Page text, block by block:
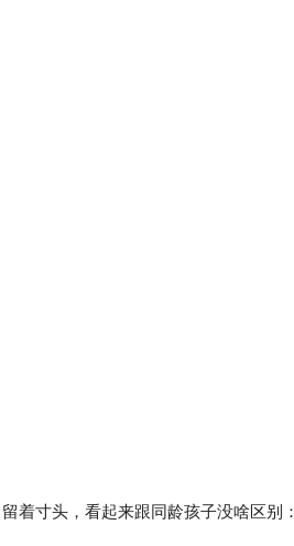
着寸头，看起来跟同龄孩子没啥区别：